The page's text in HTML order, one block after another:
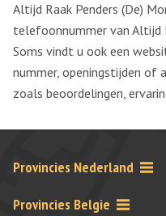
Altijd Raak Penders (De)
telefoonnummer van Altijd
Soms vindt u ook een
nummer, openingstijden of
zoals beoordelingen,
Provincies Nederland
Provincies Belgie